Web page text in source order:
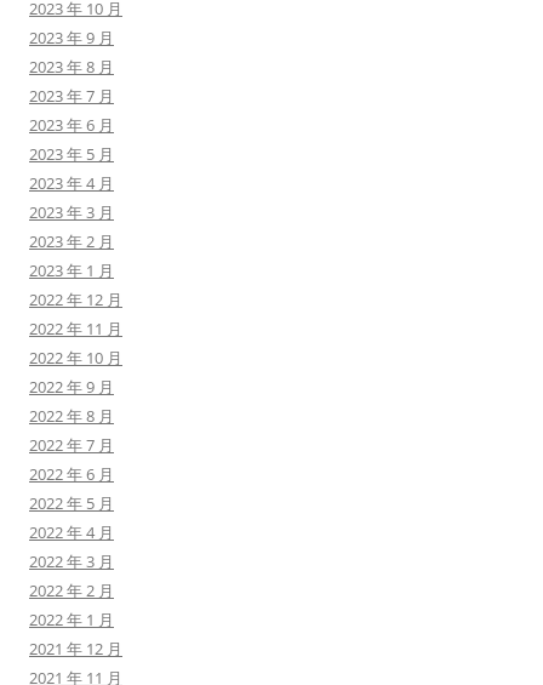
2023 年 10 月
2023 年 9 月
2023 年 8 月
2023 年 7 月
2023 年 6 月
2023 年 5 月
2023 年 4 月
2023 年 3 月
2023 年 2 月
2023 年 1 月
2022 年 12 月
2022 年 11 月
2022 年 10 月
2022 年 9 月
2022 年 8 月
2022 年 7 月
2022 年 6 月
2022 年 5 月
2022 年 4 月
2022 年 3 月
2022 年 2 月
2022 年 1 月
2021 年 12 月
2021 年 11 月